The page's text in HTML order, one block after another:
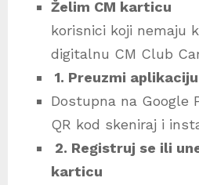
Želim CM karticu
korisnici koji nemaju
digitalnu CM Club
1. Preuzmi aplikaciju
Dostupna na Google
QR kod skeniraj i
2. Registruj se ili
karticu